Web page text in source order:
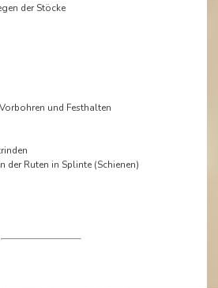
der Stöcke
und Festhalten
der Ruten in Splinte (Schienen)